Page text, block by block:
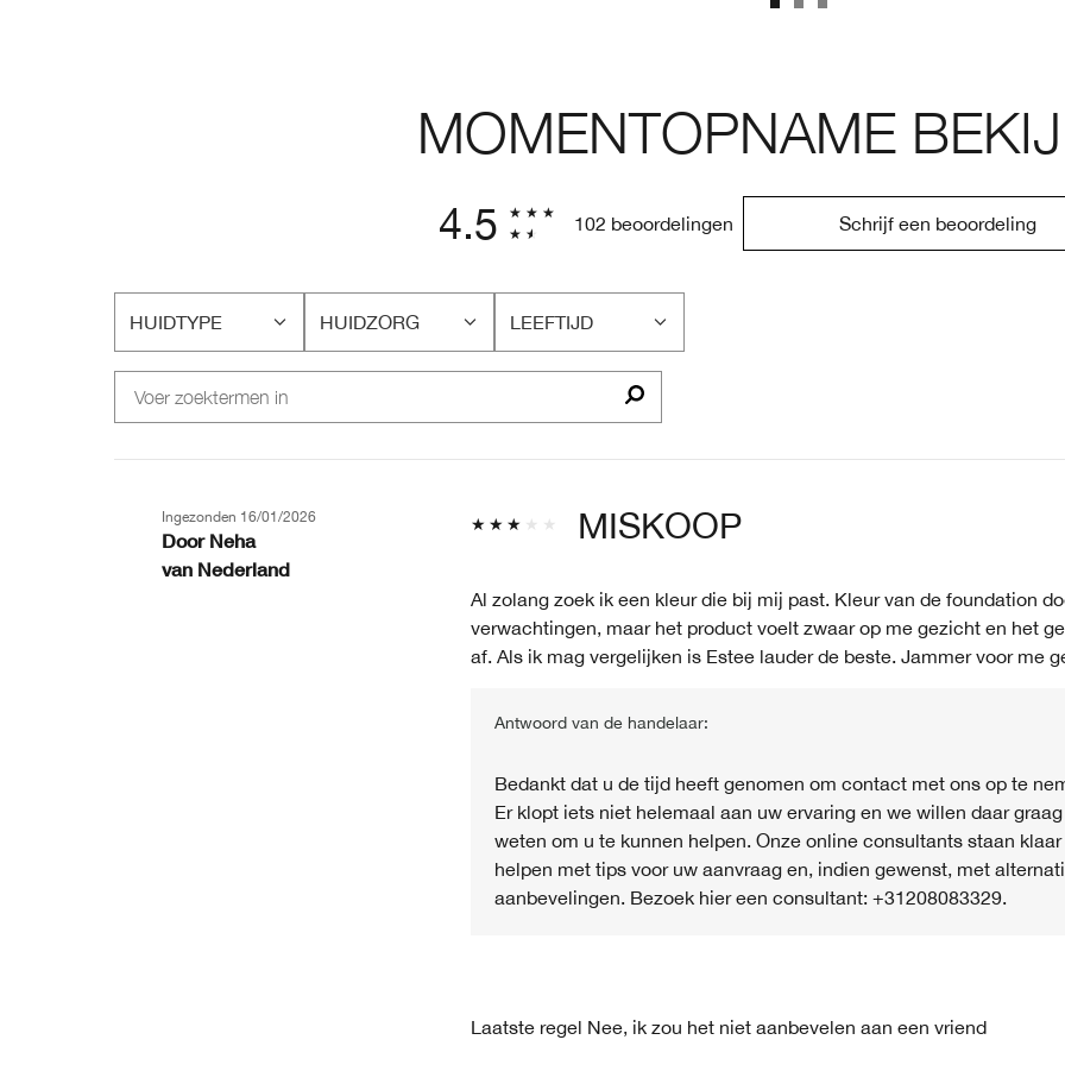
MOMENTOPNAME
4.5 102 beoordelingen Schrijf een beoordeling
HUIDTYPE
FILTER
HUIDTYPE
HUIDZORG
FILTER
LEEFTIJD
FILTER
MISKOOP
Ingezonden 16/01/2026
Door Neha
van Nederland
Al zolang zoek ik een kleur die bij mij past. Kleur van de foundation
verwachtingen, maar het product voelt zwaar op me gezicht en het
af. Als ik mag vergelijken is Estee lauder de beste. Jammer voor me
Antwoord van de handelaar:
Bedankt dat u de tijd heeft genomen om contact met ons op te
Er klopt iets niet helemaal aan uw ervaring en we willen daar
weten om u te kunnen helpen. Onze online consultants staan
helpen met tips voor uw aanvraag en, indien gewenst, met
aanbevelingen. Bezoek hier een consultant: +31208083329.
Laatste regel Nee, ik zou het niet aanbevelen aan een vriend